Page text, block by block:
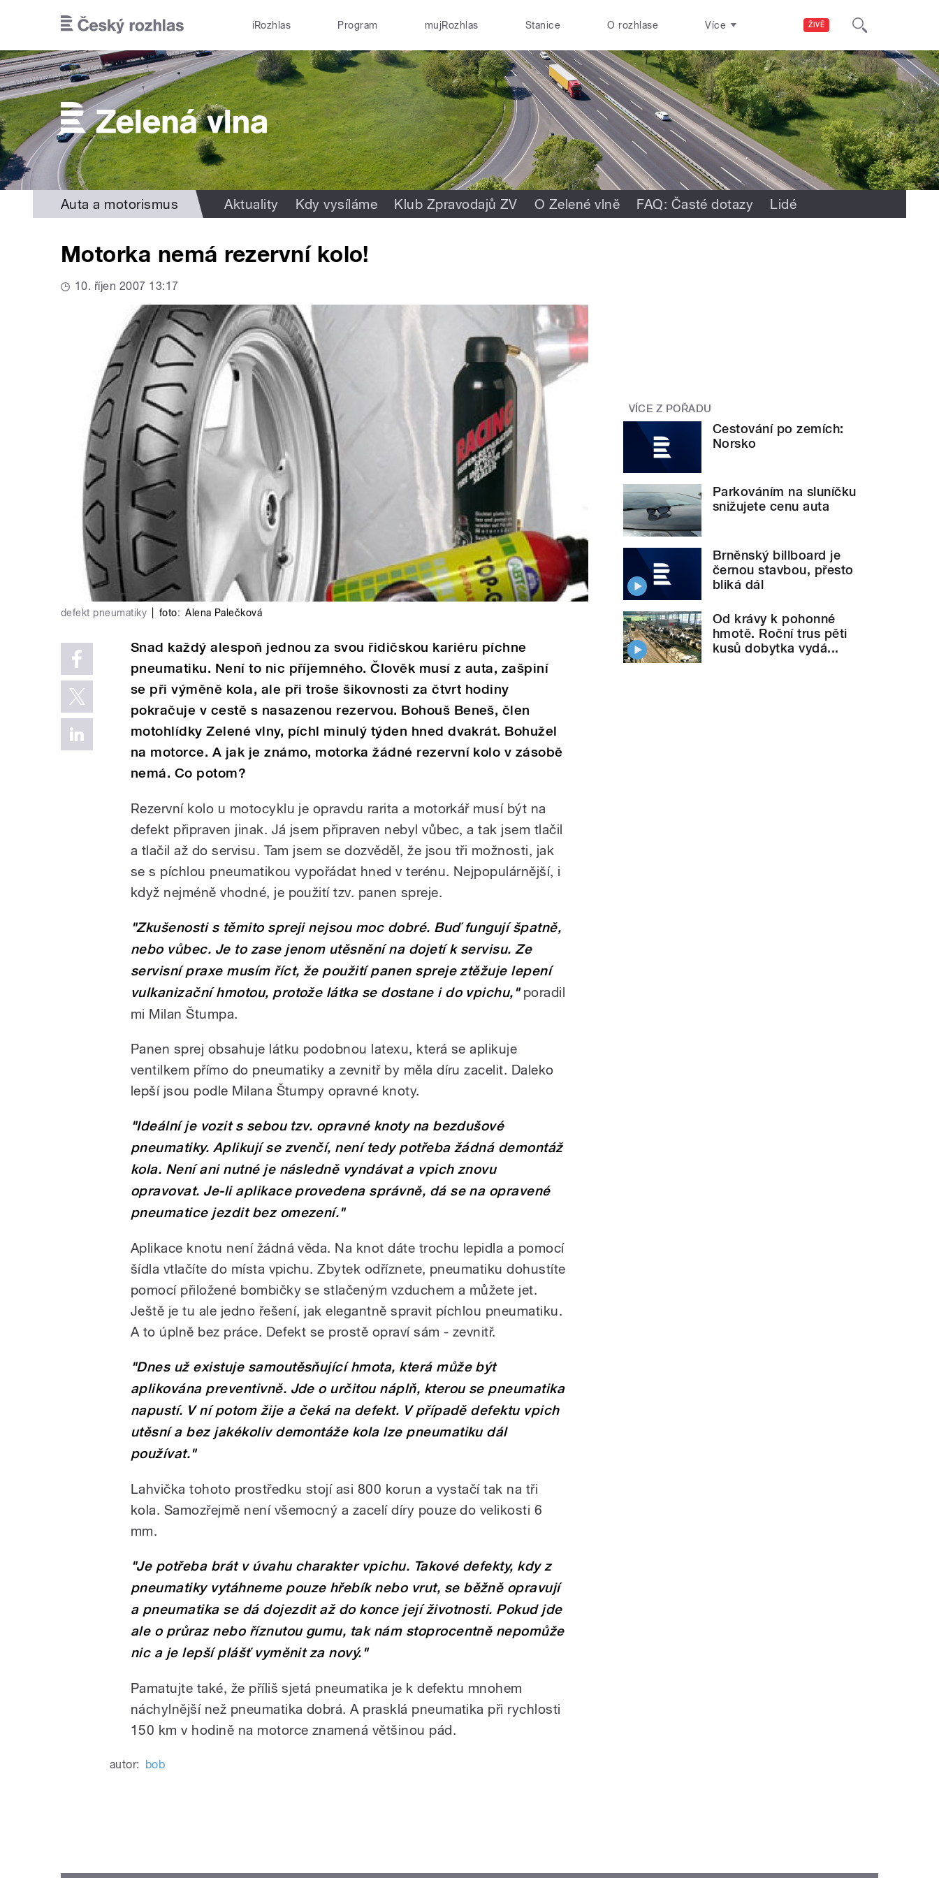
ŽIVĚ
iRozhlas Program mujRozhlas Stanice O rozhlase Více
Auta a motorismus Aktuality Kdy vysíláme Klub Zpravodajů ZV O Zelené vlně FAQ: Časté dotazy Lidé
Motorka nemá rezervní kolo!
10. říjen 2007 13:17
defekt pneumatiky foto: Alena Palečková
Snad každý alespoň jednou za svou řidičskou kariéru píchne
pneumatiku. Není to nic příjemného. Člověk musí z auta, zašpiní
se při výměně kola, ale při troše šikovnosti za čtvrt hodiny
pokračuje v cestě s nasazenou rezervou. Bohouš Beneš, člen
motohlídky Zelené vlny, píchl minulý týden hned dvakrát. Bohužel
na motorce. A jak je známo, motorka žádné rezervní kolo v zásobě
nemá. Co potom?
Rezervní kolo u motocyklu je opravdu rarita a motorkář musí být na
defekt připraven jinak. Já jsem připraven nebyl vůbec, a tak jsem tlačil
a tlačil až do servisu. Tam jsem se dozvěděl, že jsou tři možnosti, jak
se s píchlou pneumatikou vypořádat hned v terénu. Nejpopulárnější, i
když nejméně vhodné, je použití tzv. panen spreje.
"Zkušenosti s těmito spreji nejsou moc dobré. Buď fungují špatně,
nebo vůbec. Je to zase jenom utěsnění na dojetí k servisu. Ze
servisní praxe musím říct, že použití panen spreje ztěžuje lepení
vulkanizační hmotou, protože látka se dostane i do vpichu,"poradil
mi Milan Štumpa.
Panen sprej obsahuje látku podobnou latexu, která se aplikuje
ventilkem přímo do pneumatiky a zevnitř by měla díru zacelit. Daleko
lepší jsou podle Milana Štumpy opravné knoty.
"Ideální je vozit s sebou tzv. opravné knoty na bezdušové
pneumatiky. Aplikují se zvenčí, není tedy potřeba žádná demontáž
kola. Není ani nutné je následně vyndávat a vpich znovu
opravovat. Je-li aplikace provedena správně, dá se na opravené
pneumatice jezdit bez omezení."
Aplikace knotu není žádná věda. Na knot dáte trochu lepidla a pomocí
šídla vtlačíte do místa vpichu. Zbytek odříznete, pneumatiku dohustíte
pomocí přiložené bombičky se stlačeným vzduchem a můžete jet.
Ještě je tu ale jedno řešení, jak elegantně spravit píchlou pneumatiku.
A to úplně bez práce. Defekt se prostě opraví sám - zevnitř.
"Dnes už existuje samoutěsňující hmota, která může být
aplikována preventivně. Jde o určitou náplň, kterou se pneumatika
napustí. V ní potom žije a čeká na defekt. V případě defektu vpich
utěsní a bez jakékoliv demontáže kola lze pneumatiku dál
používat."
Lahvička tohoto prostředku stojí asi 800 korun a vystačí tak na tři
kola. Samozřejmě není všemocný a zacelí díry pouze do velikosti 6
mm.
"Je potřeba brát v úvahu charakter vpichu. Takové defekty, kdy z
pneumatiky vytáhneme pouze hřebík nebo vrut, se běžně opravují
a pneumatika se dá dojezdit až do konce její životnosti. Pokud jde
ale o průraz nebo říznutou gumu, tak nám stoprocentně nepomůže
nic a je lepší plášť vyměnit za nový."
Pamatujte také, že příliš sjetá pneumatika je k defektu mnohem
náchylnější než pneumatika dobrá. A prasklá pneumatika při rychlosti
150 km v hodině na motorce znamená většinou pád.
autor: bob
VÍCE Z POŘADU
Cestování po zemích:
Norsko
Parkováním na sluníčku
snižujete cenu auta
Brněnský billboard je
černou stavbou, přesto
bliká dál
Od krávy k pohonné
hmotě. Roční trus pěti
kusů dobytka vydá...